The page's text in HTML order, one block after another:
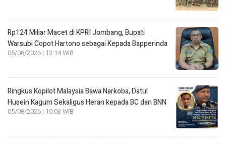
Rp124 Miliar Macet di KPRI Jombang, Bupati
Warsubi Copot Hartono sebagai Kepada Bapperinda
05/08/2026 | 13:14 WIB
Ringkus Kopilot Malaysia Bawa Narkoba, Datul
Husein Kagum Sekaligus Heran kepada BC dan BNN
05/08/2026 | 10:03 WIB